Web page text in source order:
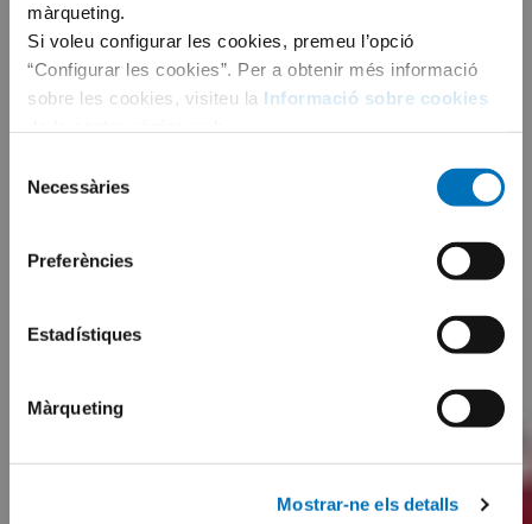
màrqueting.
Si voleu configurar les cookies, premeu l’opció
“Configurar les cookies”. Per a obtenir més informació
sobre les cookies, visiteu la Informació sobre cookies
Necessàries
Preferències
Estadístiques
Màrqueting
Mostrar-ne els detalls